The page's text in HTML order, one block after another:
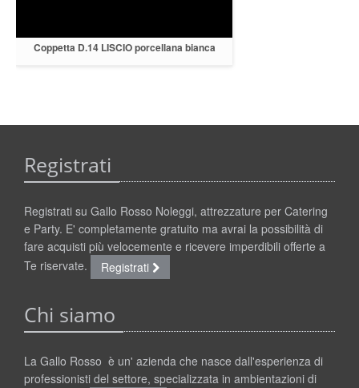
Coppetta D.14 LISCIO porcellana bianca
Registrati
Registrati su Gallo Rosso Noleggi, attrezzature per Catering
e Party. E' completamente gratuito ma avrai la possibilità di
fare acquisti più velocemente e ricevere imperdibili offerte a
Te riservate.
Registrati
Chi siamo
La Gallo Rosso è un' azienda che nasce dall'esperienza di
professionisti del settore, specializzata in ambientazioni di